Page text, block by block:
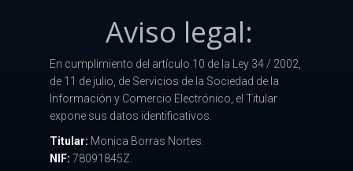
Aviso legal:
En cumplimiento del artículo 10 de la Ley 34 / 2002,
de 11 de julio, de Servicios de la Sociedad de la
Información y Comercio Electrónico, el Titular
expone sus datos identificativos.
Titular: Monica Borras Nortes.
NIF: 78091845Z.